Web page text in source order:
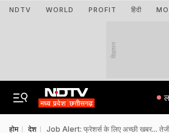
NDTV WORLD PROFIT हिंदी
विज्ञापन
होम देश Job Alert: फ्रेशर्स के लिए अच्छी खबर... तेजी